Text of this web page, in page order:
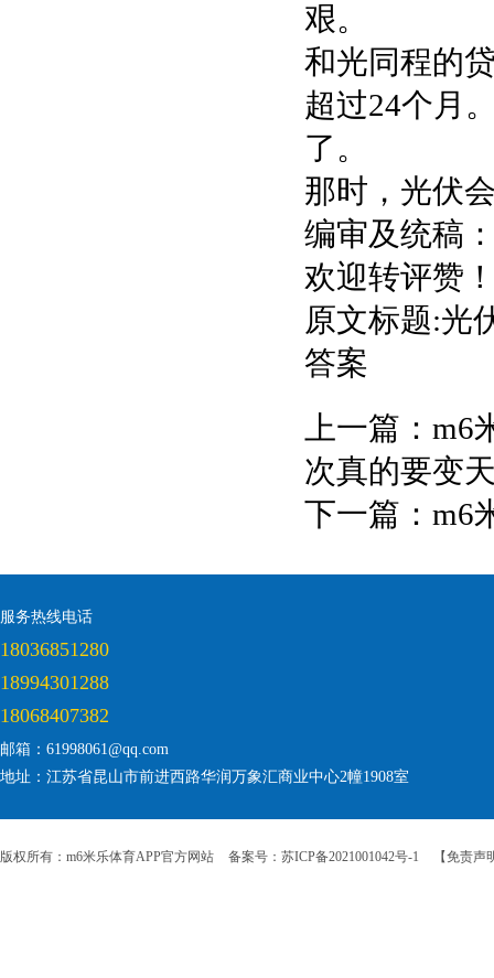
艰。
和光同程的
超过24个月
了。
那时，光伏
编审及统稿
欢迎转评赞
原文标题:光
答案
上一篇： m6
次真的要变
下一篇： m6
服务热线电话
18036851280
18994301288
18068407382
邮箱：61998061@qq.com
地址：江苏省昆山市前进西路华润万象汇商业中心2幢1908室
版权所有：m6米乐体育APP官方网站 备案号：苏ICP备2021001042号-1 【免责声